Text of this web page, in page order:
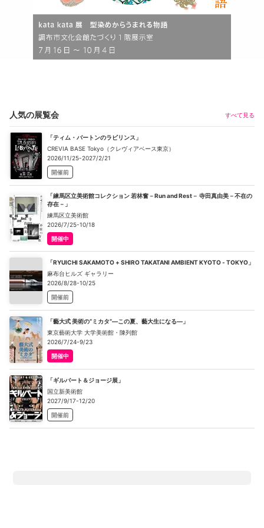
人気の展覧会 すべて見る
「ティム・バートンのラビリンス」
CREVIA BASE Tokyo（クレヴィアベース東京）
2026/11/25-2027/2/21
開催前
「練馬区立美術館コレクション 若林奮－Run and Rest－ 寺田真由美－不在の
存在－」
練馬区立美術館
2026/7/25-10/18
開催中
「RYUICHI SAKAMOTO + SHIRO TAKATANI AMBIENT KYOTO - TOKYO」
麻布台ヒルズ ギャラリー
2026/8/28-10/25
開催前
「藝大式 美術の“ミカタ”―この夏、藝大生になる―」
東京藝術大学 大学美術館・陳列館
2026/7/24-9/23
開催中
「ギルバート＆ジョージ展」
国立新美術館
2027/9/17-12/20
開催前